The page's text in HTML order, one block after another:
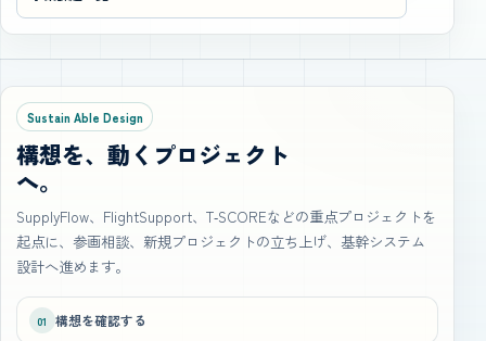
Sustain Able Design
構想を、動くプロジェクト
へ。
SupplyFlow、FlightSupport、T‑SCOREなどの重点プロジェクトを
起点に、参画相談、新規プロジェクトの立ち上げ、基幹システム
設計へ進めます。
01 構想を確認する